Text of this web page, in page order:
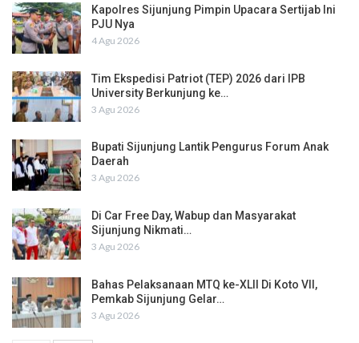
Kapolres Sijunjung Pimpin Upacara Sertijab Ini
PJU Nya
4 Agu 2026
Tim Ekspedisi Patriot (TEP) 2026 dari IPB
University Berkunjung ke…
3 Agu 2026
Bupati Sijunjung Lantik Pengurus Forum Anak
Daerah
3 Agu 2026
Di Car Free Day, Wabup dan Masyarakat
Sijunjung Nikmati…
3 Agu 2026
Bahas Pelaksanaan MTQ ke-XLII Di Koto VII,
Pemkab Sijunjung Gelar…
3 Agu 2026